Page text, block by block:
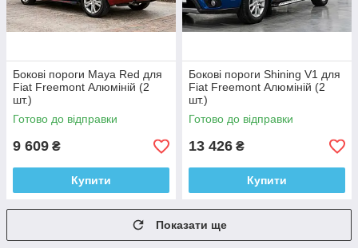
Бокові пороги Maya Red для
Fiat Freemont Алюміній (2
шт.)
Готово до відправки
9 609 ₴
Купити
Бокові пороги Shining V1 для
Fiat Freemont Алюміній (2
шт.)
Готово до відправки
13 426 ₴
Купити
Показати ще